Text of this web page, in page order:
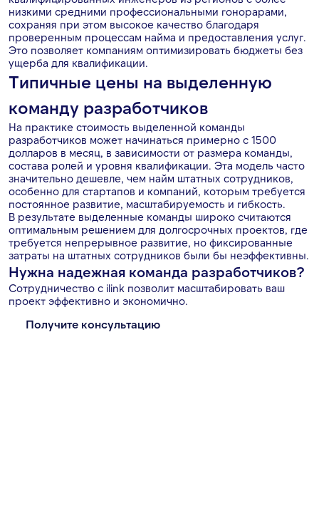
низкими средними профессиональными гонорарами,
сохраняя при этом высокое качество благодаря
проверенным процессам найма и предоставления услуг.
Это позволяет компаниям оптимизировать бюджеты без
ущерба для квалификации.
Типичные цены на выделенную
команду разработчиков
На практике стоимость выделенной команды
разработчиков может начинаться примерно с 1500
долларов в месяц, в зависимости от размера команды,
состава ролей и уровня квалификации. Эта модель часто
значительно дешевле, чем найм штатных сотрудников,
особенно для стартапов и компаний, которым требуется
постоянное развитие, масштабируемость и гибкость.
В результате выделенные команды широко считаются
оптимальным решением для долгосрочных проектов, где
требуется непрерывное развитие, но фиксированные
затраты на штатных сотрудников были бы неэффективны.
Нужна надежная команда разработчиков?
Сотрудничество с ilink позволит масштабировать ваш
проект эффективно и экономично.
Получите консультацию